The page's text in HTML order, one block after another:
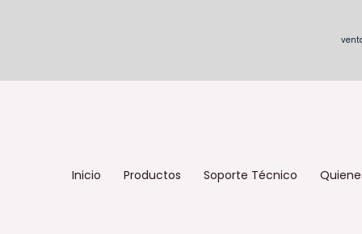
Inicio Productos Soporte Técnico